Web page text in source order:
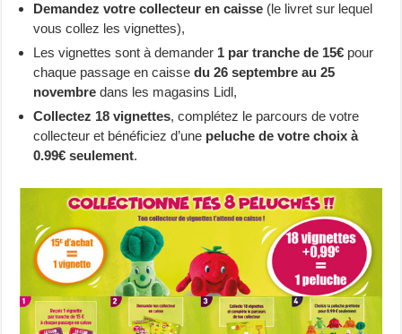
Demandez votre collecteur en caisse (le livret sur lequel
vous collez les vignettes),
Les vignettes sont à demander 1 par tranche de 15€ pour
chaque passage en caissedu 26 septembre au 25
novembre dans les magasins Lidl,
Collectez 18 vignettes, complétez le parcours de votre
collecteur et bénéficiez d’une peluche de votre choix à
0.99€ seulement.